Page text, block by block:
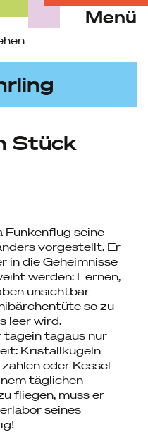
Menü
Stück
Funkenflug seine
vorgestellt. Er
in die Geheimnisse
werden: Lernen,
unsichtbar
so zu
leer wird.
tagaus nur
Kristallkugeln
oder Kessel
täglichen
fliegen, muss er
seines